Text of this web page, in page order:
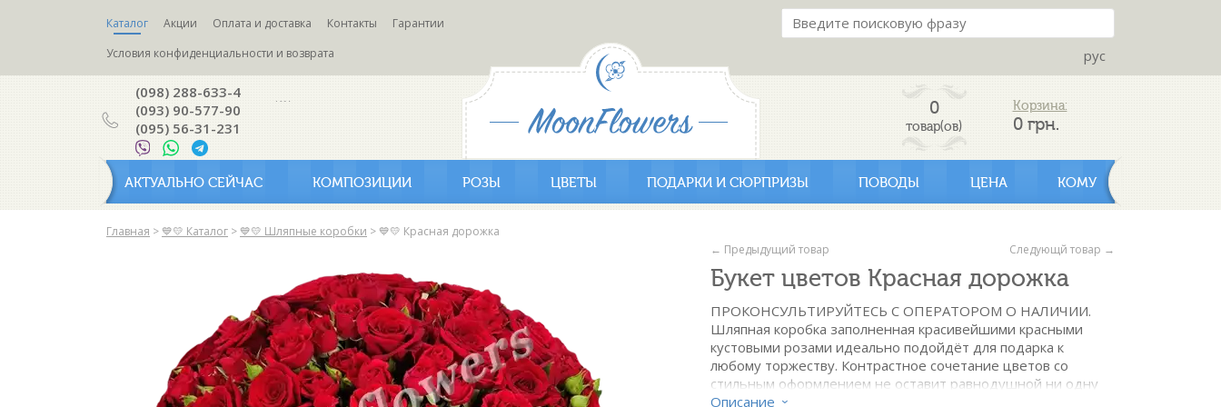
Каталог Акции Оплата и доставка Контакты
Гарантии
Условия конфиденциальности и возврата
рус
(098) 288-633-4
(093) 90-577-90
(095) 56-31-231
0
товар(ов)
Корзина:
0 грн.
АКТУАЛЬНО СЕЙЧАС КОМПОЗИЦИИ РОЗЫ ЦВЕТЫ ПОДАРКИ И СЮРПРИЗЫ ПОВОДЫ ЦЕНА КОМУ
Главная > 💙💛 Каталог > 💙💛 Шляпные коробки > 💙💛 Красная дорожка
Следующй товар →
← Предыдущий товар
Букет цветов Красная дорожка
ПРОКОНСУЛЬТИРУЙТЕСЬ С ОПЕРАТОРОМ О НАЛИЧИИ.
Шляпная коробка заполненная красивейшими красными
кустовыми розами идеально подойдёт для подарка к
любому торжеству. Контрастное сочетание цветов со
стильным оформлением не оставит равнодушной ни одну
красавицу. Диаметр шапки изделия около 25 см. Оттенок
Описание